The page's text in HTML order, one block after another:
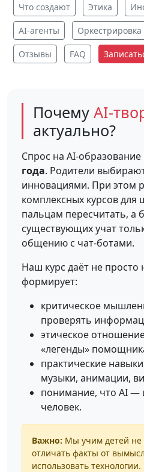
Что создают Этика
AI-агенты Оркестрировка
Отзывы FAQ
Почему AI-
актуально?
Спрос на AI-
года. Родители
инновациями. При этом
комплексных курсов для
пальцам пересчитать, а
существующих учат
общению с чат-ботами.
Наш курс даёт не
формирует:
критическое
проверять
этическое
«легенды»
практические
музыки, анимации,
понимание, что AI —
человек.
Важно: Мы учим детей не
отличать факты от
использовать технологии.